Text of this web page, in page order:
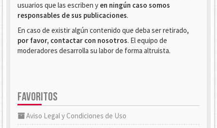
usuarios que las escriben y en ningún caso somos
responsables de sus publicaciones.
En caso de existir algún contenido que deba ser retirado,
por favor, contactar con nosotros. El equipo de
moderadores desarrolla su labor de forma altruista.
FAVORITOS
Aviso Legal y Condiciones de Uso